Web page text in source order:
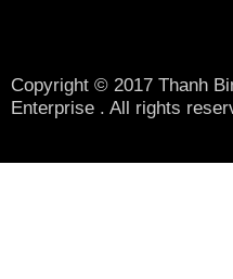
Copyright © 2017 Thanh
Enterprise . All rights